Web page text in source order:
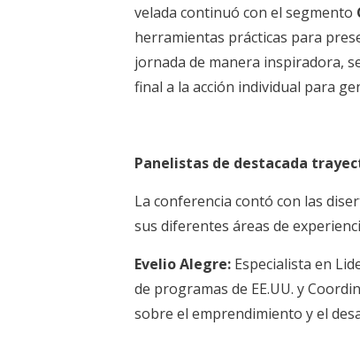
velada continuó con el segmento
herramientas prácticas para
jornada de manera inspiradora,
final a la acción individual para
Panelistas de destacada
La conferencia contó con las
sus diferentes áreas de
Evelio Alegre: Especialista en
de programas de EE.UU. y
sobre el emprendimiento y el